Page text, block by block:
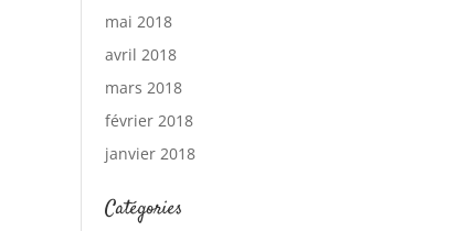
mai 2018
avril 2018
mars 2018
février 2018
janvier 2018
Catégories